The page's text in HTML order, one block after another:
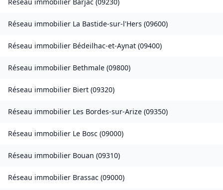
Réseau immobilier Barjac (09230)
Réseau immobilier La Bastide-sur-l'Hers (09600)
Réseau immobilier Bédeilhac-et-Aynat (09400)
Réseau immobilier Bethmale (09800)
Réseau immobilier Biert (09320)
Réseau immobilier Les Bordes-sur-Arize (09350)
Réseau immobilier Le Bosc (09000)
Réseau immobilier Bouan (09310)
Réseau immobilier Brassac (09000)